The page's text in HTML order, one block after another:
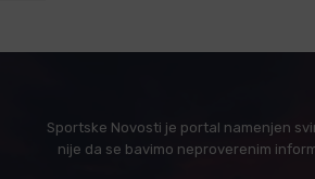
Sportske Novosti je portal namenjen
nije da se bavimo neproverenim